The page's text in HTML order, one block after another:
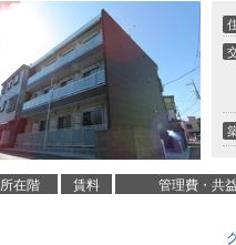
所在階 賃料 管理費・共